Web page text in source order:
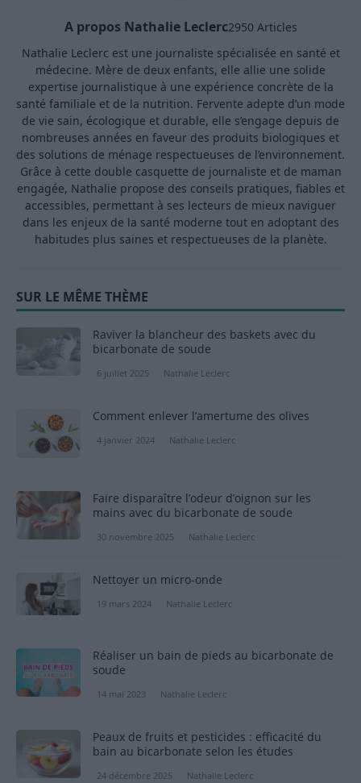
A propos Nathalie Leclerc2950 Articles
Nathalie Leclerc est une journaliste spécialisée en santé et
médecine. Mère de deux enfants, elle allie une solide
expertise journalistique à une expérience concrète de la
santé familiale et de la nutrition. Fervente adepte d’un mode
de vie sain, écologique et durable, elle s’engage depuis de
nombreuses années en faveur des produits biologiques et
des solutions de ménage respectueuses de l’environnement.
Grâce à cette double casquette de journaliste et de maman
engagée, Nathalie propose des conseils pratiques, fiables et
accessibles, permettant à ses lecteurs de mieux naviguer
dans les enjeux de la santé moderne tout en adoptant des
habitudes plus saines et respectueuses de la planète.
SUR LE MÊME THÈME
Raviver la blancheur des baskets avec du
bicarbonate de soude
6 juillet 2025 Nathalie Leclerc
Comment enlever l’amertume des olives
4 janvier 2024 Nathalie Leclerc
Faire disparaître l’odeur d’oignon sur les
mains avec du bicarbonate de soude
30 novembre 2025 Nathalie Leclerc
Nettoyer un micro-onde
19 mars 2024 Nathalie Leclerc
Réaliser un bain de pieds au bicarbonate de
soude
14 mai 2023 Nathalie Leclerc
Peaux de fruits et pesticides : efficacité du
bain au bicarbonate selon les études
24 décembre 2025 Nathalie Leclerc